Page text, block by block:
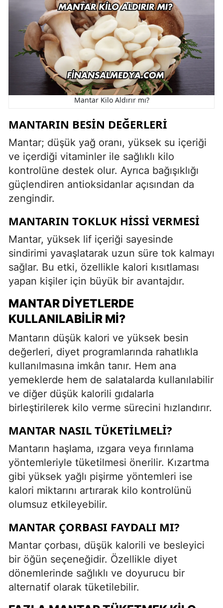
Mantar Kilo Aldırır mı?
MANTARIN BESIN DEĞERLERI
Mantar; düşük yağ oranı, yüksek su içeriği
ve içerdiği vitaminler ile sağlıklı kilo
kontrolüne destek olur. Ayrıca bağışıklığı
güçlendiren antioksidanlar açısından da
zengindir.
MANTARIN TOKLUK HISSI VERMESI
Mantar, yüksek lif içeriği sayesinde
sindirimi yavaşlatarak uzun süre tok kalmayı
sağlar. Bu etki, özellikle kalori kısıtlaması
yapan kişiler için büyük bir avantajdır.
MANTAR DIYETLERDE
KULLANILABILIR MI?
Mantarın düşük kalori ve yüksek besin
değerleri, diyet programlarında rahatlıkla
kullanılmasına imkân tanır. Hem ana
yemeklerde hem de salatalarda kullanılabilir
ve diğer düşük kalorili gıdalarla
birleştirilerek kilo verme sürecini hızlandırır.
MANTAR NASIL TÜKETILMELI?
Mantarın haşlama, ızgara veya fırınlama
yöntemleriyle tüketilmesi önerilir. Kızartma
gibi yüksek yağlı pişirme yöntemleri ise
kalori miktarını artırarak kilo kontrolünü
olumsuz etkileyebilir.
MANTAR ÇORBASI FAYDALI MI?
Mantar çorbası, düşük kalorili ve besleyici
bir öğün seçeneğidir. Özellikle diyet
dönemlerinde sağlıklı ve doyurucu bir
alternatif olarak tüketilebilir.